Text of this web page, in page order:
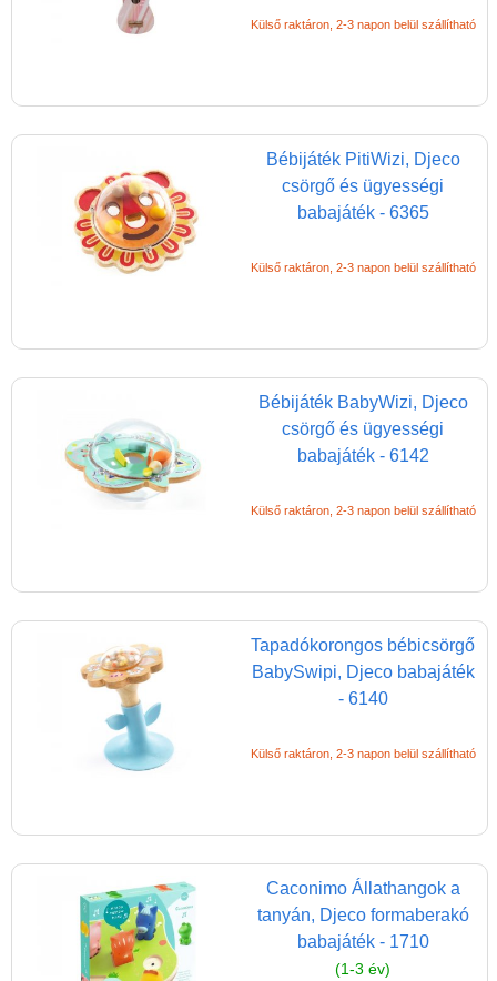
Külső raktáron, 2-3 napon belül szállítható
Bébijáték PitiWizi, Djeco
csörgő és ügyességi
babajáték - 6365
Külső raktáron, 2-3 napon belül szállítható
Bébijáték BabyWizi, Djeco
csörgő és ügyességi
babajáték - 6142
Külső raktáron, 2-3 napon belül szállítható
Tapadókorongos bébicsörgő
BabySwipi, Djeco babajáték
- 6140
Külső raktáron, 2-3 napon belül szállítható
Caconimo Állathangok a
tanyán, Djeco formaberakó
babajáték - 1710
(1-3 év)
Adatkezelés
Szállítási költség 1490 Ft-tól,
de akár INGYEN!
1-3 munkanapos kiszállítás
5%-os törzsvásárlói
Miért vásárolj nálunk?
Garancia
Játék rendelés - Az internetes
vásárlás előnyei
Reklamáció és Elállás